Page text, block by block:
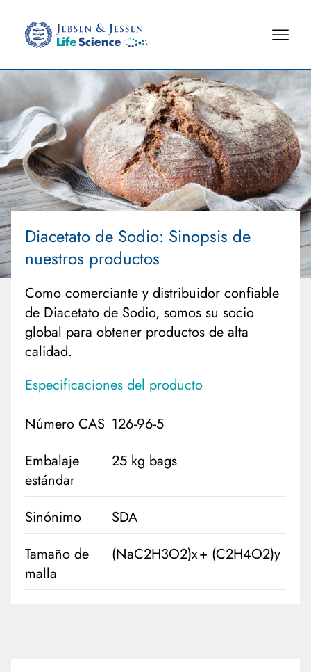
Diacetato de Sodio: Sinopsis de
nuestros productos
Como comerciante y distribuidor confiable
de Diacetato de Sodio, somos su socio
global para obtener productos de alta
calidad.
Especificaciones del producto
Número CAS 126-96-5
Embalaje
estándar
25 kg bags
Sinónimo
SDA
Tamaño de
malla
(NaC2H3O2)x + (C2H4O2)y